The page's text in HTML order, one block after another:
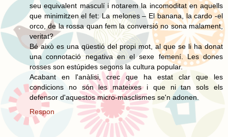
seu equivalent masculí i notarem la incomoditat en aquells
que minimitzen el fet: La melones – El banana, la cardo -el
orco, de la rossa quan fem la conversió no sona malament,
veritat?
Bé això es una qüestió del propi mot, al que se li ha donat
una connotació negativa en el sexe femení. Les dones
rosses son estúpides segons la cultura popular.
Acabant en l'anàlisi, crec que ha estat clar que les
condicions no són les mateixes i que ni tan sols els
defensor d'aquestos micro-masclismes se'n adonen.
Respon